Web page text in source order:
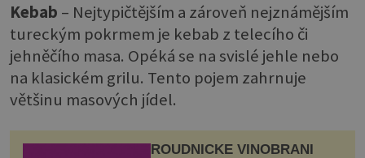
Kebab – Nejtypičtějším a zároveň nejznámějším
tureckým pokrmem je kebab z telecího či
jehněčího masa. Opéká se na svislé jehle nebo
na klasickém grilu. Tento pojem zahrnuje
většinu masových jídel.
ROUDNICKÉ VINOBRANÍ